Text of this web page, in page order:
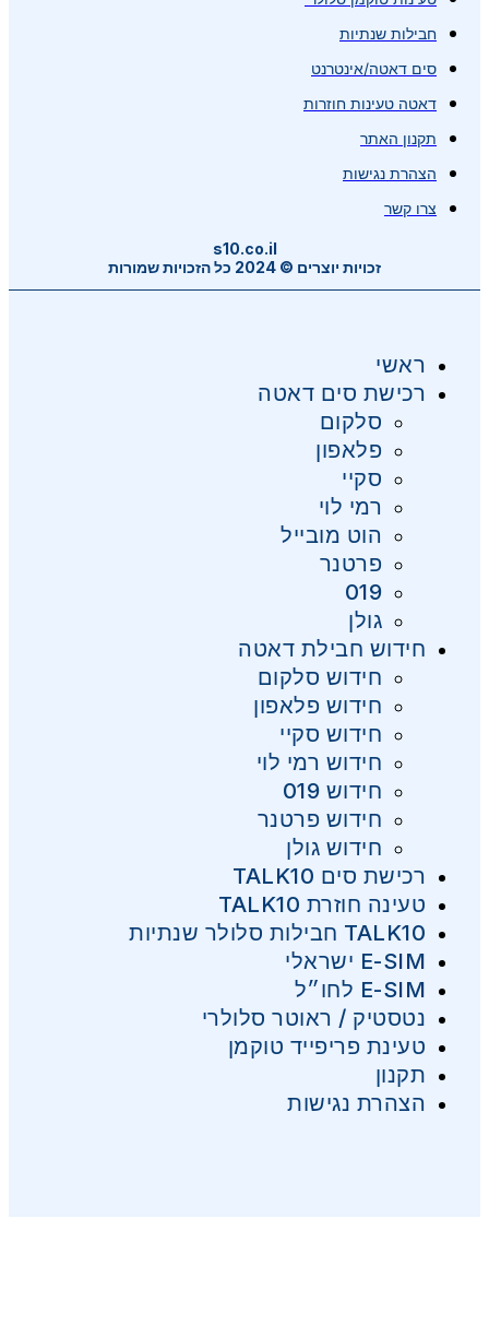
חבילות שנתיות
סים דאטה/אינטרנט
דאטה טעינות חוזרות
תקנון האתר
הצהרת נגישות
צרו קשר
s10.co.il
זכויות יוצרים © 2024 כל הזכויות שמורות
ראשי
רכישת סים דאטה
סלקום
פלאפון
סקיי
רמי לוי
הוט מובייל
פרטנר
019
גולן
חידוש חבילת דאטה
חידוש סלקום
חידוש פלאפון
חידוש סקיי
חידוש רמי לוי
חידוש 019
חידוש פרטנר
חידוש גולן
רכישת סים TALK10
טעינה חוזרת TALK10
TALK10 חבילות סלולר שנתיות
E-SIM ישראלי
E-SIM לחו״ל
נטסטיק / ראוטר סלולרי
טעינת פריפייד טוקמן
תקנון
הצהרת נגישות